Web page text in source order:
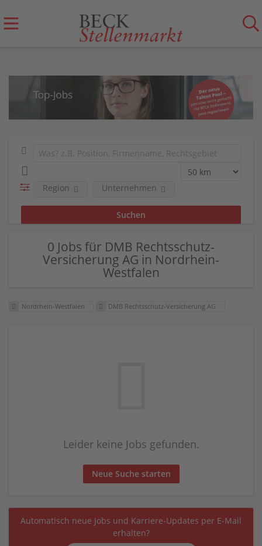
Region Unternehmen
0 Jobs für DMB Rechtsschutz-
Versicherung AG in Nordrhein-
Westfalen
Nordrhein-Westfalen DMB Rechtsschutz-Versicherung AG
Leider keine Jobs gefunden.
Neue Suche starten
Automatisch neue Jobs und Karriere-Updates per E-Mail
erhalten?